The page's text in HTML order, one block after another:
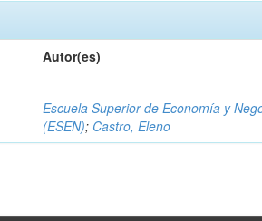
Autor(es)
Escuela Superior de Economía y
(ESEN); Castro, Eleno